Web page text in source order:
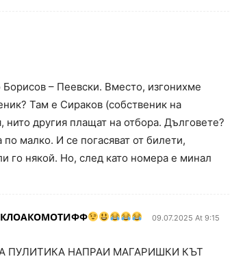
– Пеевски. Вместо, изгонихме
Там е Сираков (собственик на
другия плащат на отбора. Дълговете?
малко. И се погасяват от билети,
го някой. Но, след като номера е минал
КЛОАКОМОТИФФ 09.07.2025 At 9:15
ПУЛИТИКА НАПРАИ МАГАРИШКИ КЪТ